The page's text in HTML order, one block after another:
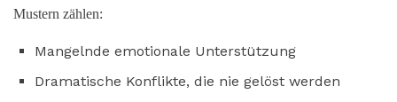
Mustern zählen:
Mangelnde emotionale Unterstützung
Dramatische Konflikte, die nie gelöst werden